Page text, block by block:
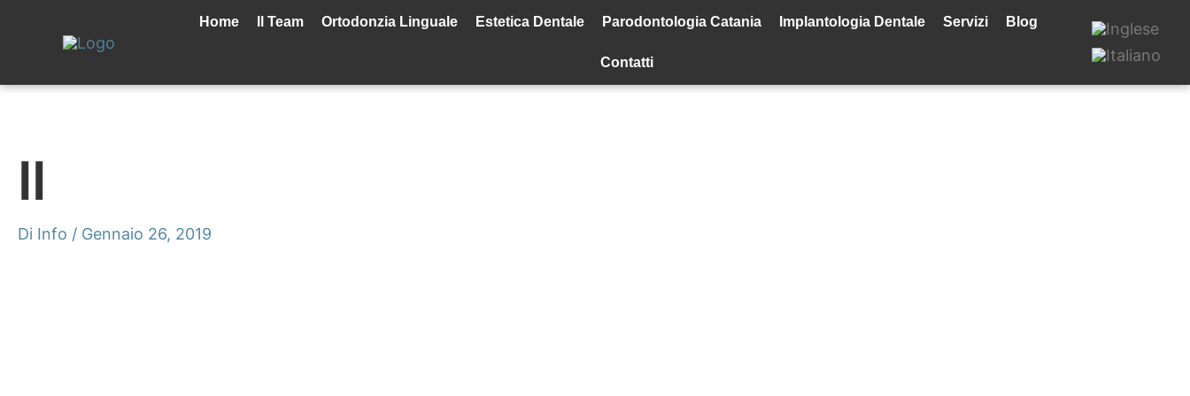
contenuto
Home Il Team Ortodonzia Linguale Estetica Dentale Parodontologia Catania Implantologia Dentale Servizi Blog
Contatti
II
Di Info / Gennaio 26, 2019